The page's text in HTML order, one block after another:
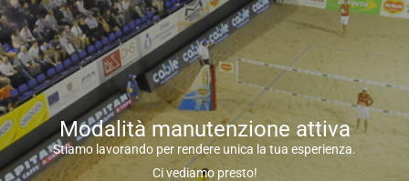
Modalità manutenzione attiva
Stiamo lavorando per rendere unica la tua esperienza.
Ci vediamo presto!